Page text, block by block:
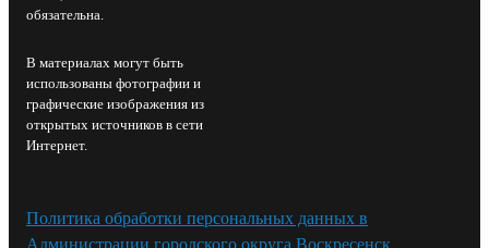
обязательна.
В материалах могут быть
использованы фотографии и
графические изображения из
открытых источников в сети
Интернет.
Политика обработки персональных данных в
Администрации городского округа Воскресенск